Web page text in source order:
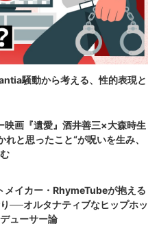
騒動から考える、性的表現と
映画『遺愛』酒井善三×大森時生
れと思ったこと“が呪いを生み、
メイカー・RhymeTubeが抱える
──オルタナティブなヒップホッ
ューサー論